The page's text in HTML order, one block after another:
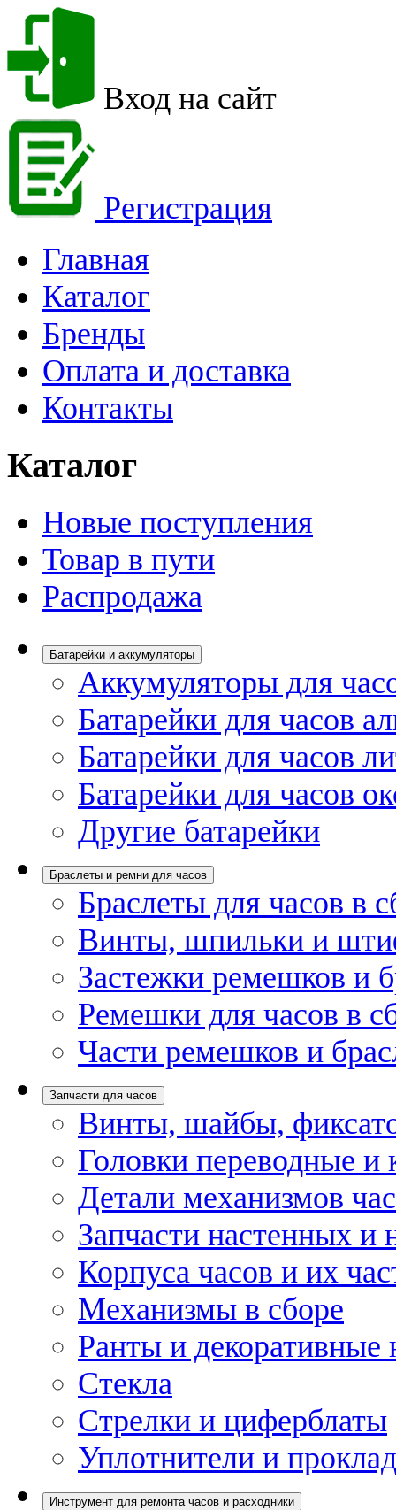
Вход на сайт
Регистрация
Главная
Каталог
Бренды
Оплата и доставка
Контакты
Каталог
Новые поступления
Товар в пути
Распродажа
Батарейки и аккумуляторы
Аккумуляторы для
Батарейки для часов
Батарейки для часов
Батарейки для часов
Другие батарейки
Браслеты и ремни для часов
Браслеты для часов в
Винты, шпильки и
Застежки ремешков и
Ремешки для часов в
Части ремешков и
Запчасти для часов
Винты, шайбы,
Головки переводные и
Детали механизмов
Запчасти настенных и
Корпуса часов и их
Механизмы в сборе
Ранты и декоративные
Стекла
Стрелки и циферблаты
Уплотнители и
Инструмент для ремонта часов и расходники